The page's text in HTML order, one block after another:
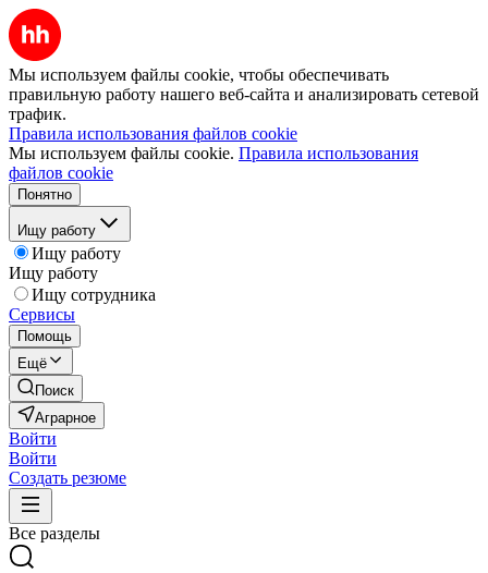
Мы используем файлы cookie, чтобы обеспечивать
правильную работу нашего веб-сайта и анализировать сетевой
трафик.
Правила использования файлов cookie
Мы используем файлы cookie. Правила использования
файлов cookie
Понятно
Ищу работу
Ищу работу
Ищу работу
Ищу сотрудника
Сервисы
Помощь
Ещё
Поиск
Аграрное
Войти
Войти
Создать резюме
Все разделы